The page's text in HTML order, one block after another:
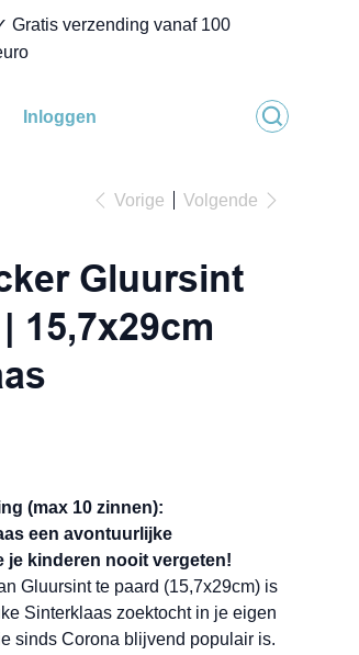
Gratis verzending vanaf 100
Inloggen
Vorige Volgende
Gluursint
15,7x29cm
(max 10 zinnen):
een avontuurlijke
je kinderen nooit vergeten!
Gluursint te paard (15,7x29cm) is
Sinterklaas zoektocht in je eigen
sinds Corona blijvend populair is.